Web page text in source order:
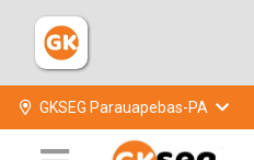
GKSEG Parauapebas-PA